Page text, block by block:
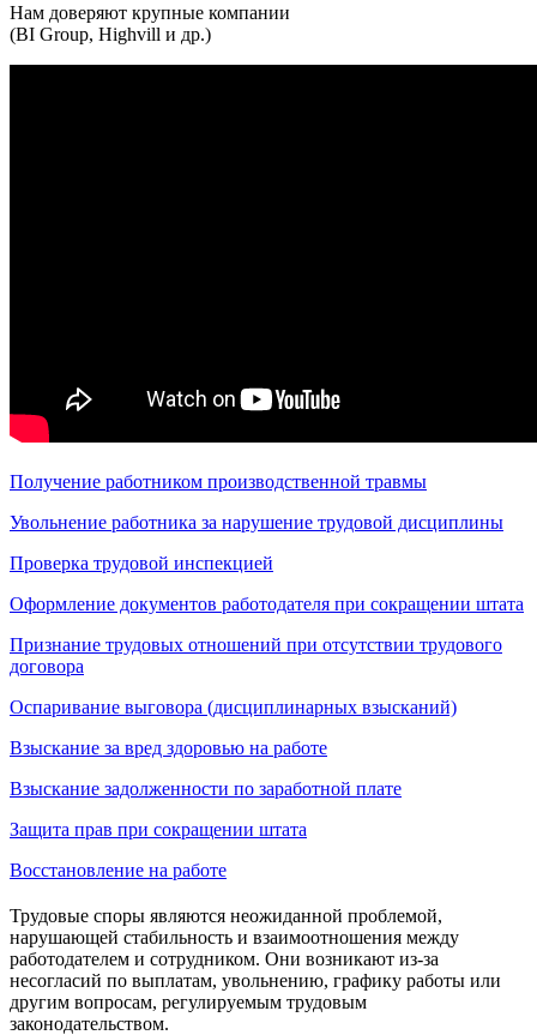
Нам доверяют крупные компании
(BI Group, Highvill и др.)
Получение работником производственной травмы
Увольнение работника за нарушение трудовой дисциплины
Проверка трудовой инспекцией
Оформление документов работодателя при сокращении штата
Признание трудовых отношений при отсутствии трудового
договора
Оспаривание выговора (дисциплинарных взысканий)
Взыскание за вред здоровью на работе
Взыскание задолженности по заработной плате
Защита прав при сокращении штата
Восстановление на работе
Трудовые споры являются неожиданной проблемой,
нарушающей стабильность и взаимоотношения между
работодателем и сотрудником. Они возникают из-за
несогласий по выплатам, увольнению, графику работы или
другим вопросам, регулируемым трудовым
законодательством.